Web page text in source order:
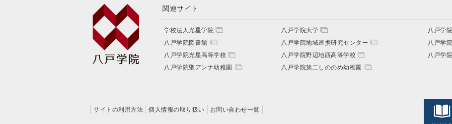
関連サイト
学校法人光星学院 八戸学院大学
八戸学
八戸学院図書館
八戸学院地域連携研究センター
八戸学
八戸学院光星高等学校
八戸学院野辺地西高等学校
八戸学
八戸学院聖アンナ幼稚園
八戸学院第二しののめ幼稚園
サイトの利用方法 個人情報の取り扱い お問い合わせ一覧